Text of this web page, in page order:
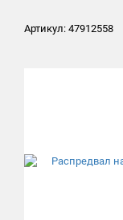
Артикул: 47912558